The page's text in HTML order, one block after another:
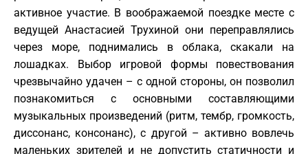
активное участие. В воображаемой поездке месте с
ведущей Анастасией Трухиной они переправлялись
через море, поднимались в облака, скакали на
лошадках. Выбор игровой формы повествования
чрезвычайно удачен – с одной стороны, он позволил
познакомиться с основными составляющими
музыкальных произведений (ритм, тембр, громкость,
диссонанс, консонанс), с другой – активно вовлечь
маленьких зрителей и не допустить статичности и